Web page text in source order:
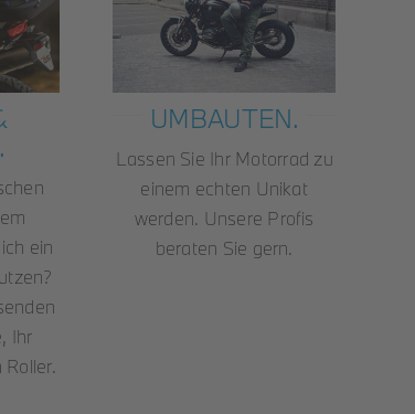
ein
Ihr
UMBAUTEN.
Lassen Sie Ihr Motorrad zu
einem echten Unikat
werden. Unsere Profis
beraten Sie gern.